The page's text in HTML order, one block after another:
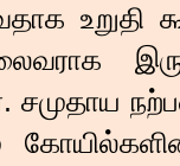
உறுதி